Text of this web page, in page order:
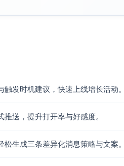
一由系统填充，确保与用户最近一次
感、家居 vs 美妆，找出最佳匹配的
发时机建议，快速上线增长活动。
送，提升打开率与好感度。
生成三条差异化消息策略与文案。